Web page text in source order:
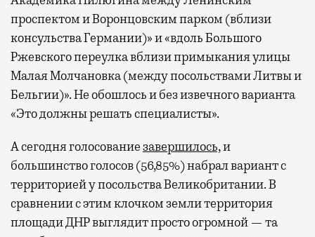
проспектом и Воронцовским парком (вблизи
консульства Германии)» и «вдоль Большого
Ржевского переулка вблизи примыкания улицы
Малая Молчановка (между посольствами Литвы и
Бельгии)». Не обошлось и без извечного варианта
«Это должны решать специалисты».
А сегодня голосование завершилось,и
большинство голосов (56,85%) набрал вариант с
территорией у посольства Великобритании. В
сравнении с этим клочком земли территория
площади ДНР выглядит просто огромной — та